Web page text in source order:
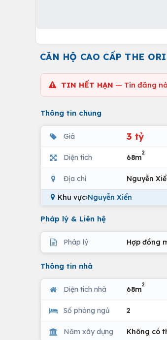
CĂN HỘ CAO CẤP THE
TIN HẾT HẠN — Tin đăng
Thông tin chung
Giá 3 tỷ
Diện tích 68m
2
Địa chỉ Nguyễn
Khu vực›Nguyễn Xiển
Pháp lý & Liên hệ
Pháp lý Hợp đồng
Thông tin nhà
Diện tích nhà 68m
2
Số phòng ngủ 2
Năm xây dựng Không có